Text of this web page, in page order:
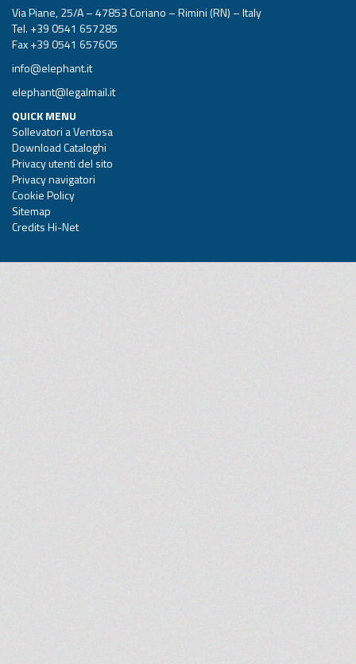
Via Piane, 25/A – 47853 Coriano – Rimini (RN) – Italy
Tel. +39 0541 657285
Fax +39 0541 657605
info@elephant.it
elephant@legalmail.it
QUICK MENU
Sollevatori a Ventosa
Download Cataloghi
Privacy utenti del sito
Privacy navigatori
Cookie Policy
Sitemap
Credits Hi-Net